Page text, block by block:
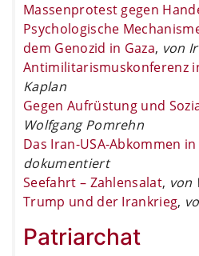
Massenprotest gegen
Psychologische
dem Genozid in Gaza, von
Antimilitarismuskonferenz
Kaplan
Gegen Aufrüstung und
Wolfgang Pomrehn
Das Iran-USA-Abkommen
dokumentiert
Seefahrt – Zahlensalat, von
Trump und der Irankrieg,
Patriarchat